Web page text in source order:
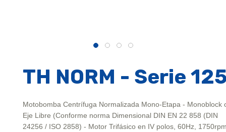
TH NORM - Serie
Motobomba Centrífuga Normalizada Mono-Etapa - Monoblock
Eje Libre (Conforme norma Dimensional DIN EN 22 858 (DIN
24256 / ISO 2858) - Motor Trifásico en IV polos, 60Hz,